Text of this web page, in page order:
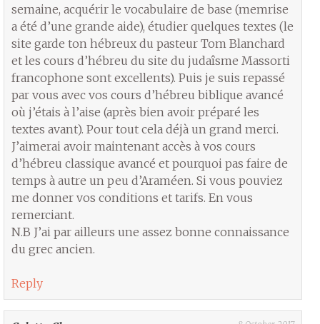
semaine, acquérir le vocabulaire de base (memrise
a été d’une grande aide), étudier quelques textes (le
site garde ton hébreux du pasteur Tom Blanchard
et les cours d’hébreu du site du judaîsme Massorti
francophone sont excellents). Puis je suis repassé
par vous avec vos cours d’hébreu biblique avancé
où j’étais à l’aise (après bien avoir préparé les
textes avant). Pour tout cela déjà un grand merci.
J’aimerai avoir maintenant accès à vos cours
d’hébreu classique avancé et pourquoi pas faire de
temps à autre un peu d’Araméen. Si vous pouviez
me donner vos conditions et tarifs. En vous
remerciant.
N.B J’ai par ailleurs une assez bonne connaissance
du grec ancien.
Reply